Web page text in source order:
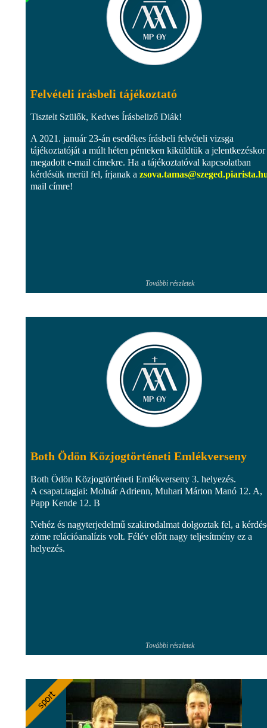
Felvételi írásbeli tájékoztató
Tisztelt Szülők, Kedves Írásbeliző Diák!
A 2021. január 23-án esedékes írásbeli felvételi vizsga
tájékoztatóját a múlt héten pénteken kiküldtük a jelentkezéskor
megadott e-mail címekre. Ha a tájékoztatóval kapcsolatban
kérdésük merül fel, írjanak a
mail címre!
További részletek
Both Ödön Közjogtörténeti Emlékverseny
Both Ödön Közjogtörténeti Emlékverseny 3. helyezés.
A csapat.tagjai: Molnár Adrienn, Muhari Márton Manó 12. A,
Papp Kende 12. B
Nehéz és nagyterjedelmű szakirodalmat dolgoztak fel, a
zöme relációanalízis volt. Félév előtt nagy teljesítmény ez a
helyezés.
További részletek